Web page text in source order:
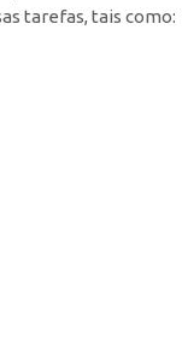
tarefas, tais como: